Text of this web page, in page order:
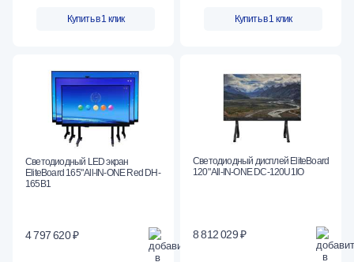
Купить в 1 клик Купить в 1 клик
Светодиодный LED экран
EliteBoard 165" All-IN-ONE Red DH-
165B1
4 797 620 ₽
Светодиодный дисплей EliteBoard
120" All-IN-ONE DC-120U1IO
8 812 029 ₽